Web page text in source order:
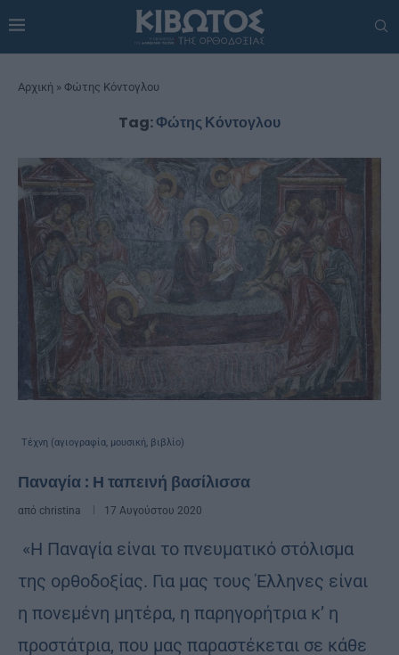
Αρχική » Φώτης Κόντογλου
Tag:Φώτης Κόντογλου
Τέχνη (αγιογραφία, μουσική, βιβλίο)
Παναγία : Η ταπεινή βασίλισσα
από christina 17 Αυγούστου 2020
«Η Παναγία είναι το πνευματικό στόλισμα
της ορθοδοξίας. Για μας τους Έλληνες είναι
η πονεμένη μητέρα, η παρηγορήτρια κ’ η
προστάτρια, που μας παραστέκεται σε κάθε